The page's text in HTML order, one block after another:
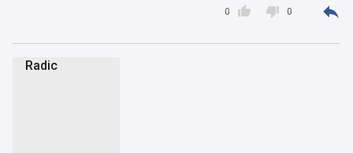

0  0 
Radic